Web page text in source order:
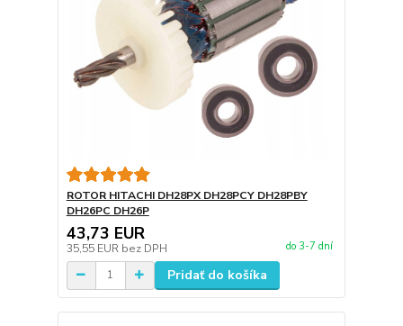
ROTOR HITACHI DH28PX DH28PCY DH28PBY
DH26PC DH26P
43,73 EUR
35,55 EUR bez DPH do 3-7 dní
Pridať do košíka